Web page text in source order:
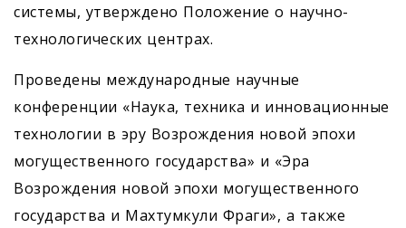
системы, утверждено Положение о научно-
технологических центрах.
Проведены международные научные
конференции «Наука, техника и инновационные
технологии в эру Возрождения новой эпохи
могущественного государства» и «Эра
Возрождения новой эпохи могущественного
государства и Махтумкули Фраги», а также